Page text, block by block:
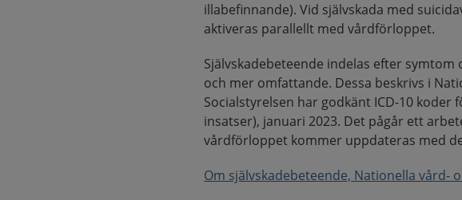
illabefinnande). Vid självskada med
aktiveras parallellt med vårdförloppet.
Självskadebeteende indelas efter
och mer omfattande. Dessa beskrivs i
Socialstyrelsen har godkänt ICD-10 koder
insatser), januari 2023. Det pågår ett
vårdförloppet kommer uppdateras med
Om självskadebeteende, Nationella vård-